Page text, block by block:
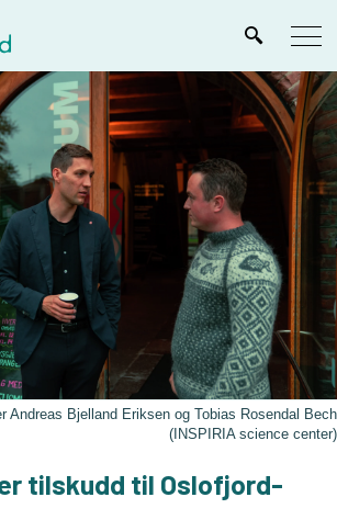
Andreas Bjelland Eriksen og Tobias Rosendal Bech
(INSPIRIA science center)
tilskudd til Oslofjord-